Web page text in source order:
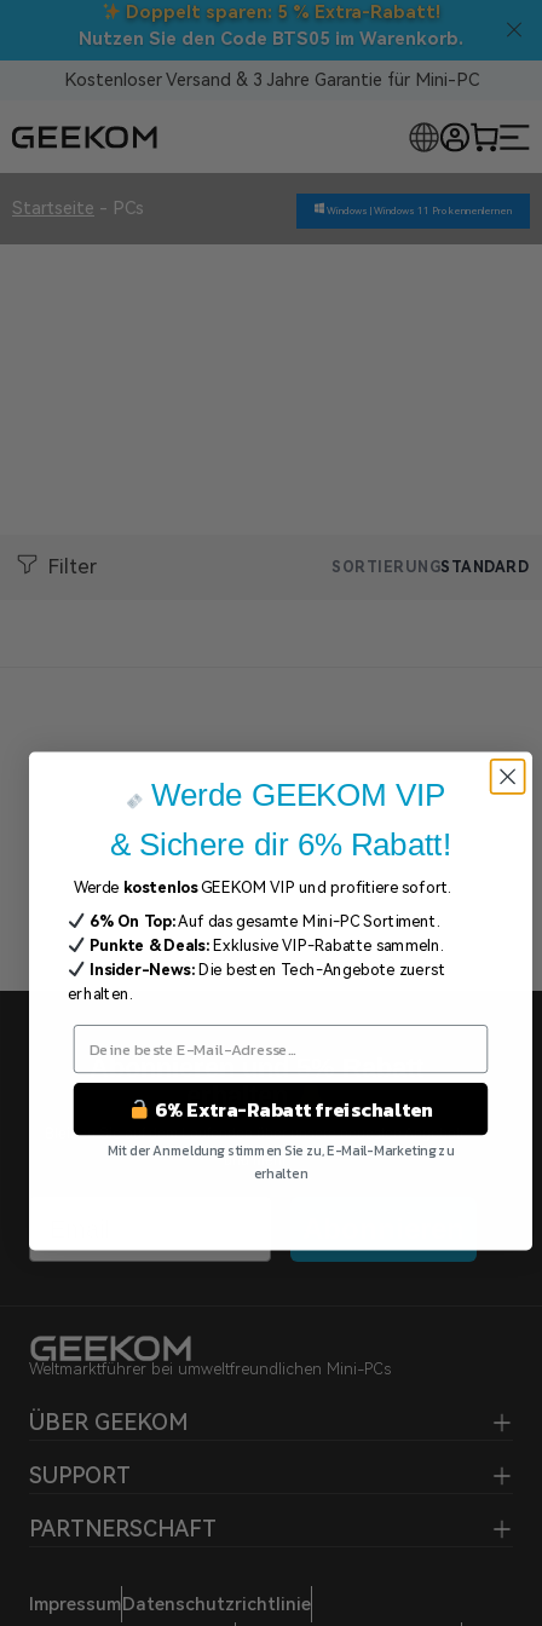
Doppelt sparen: 5 % Extra-Rabatt!
Nutzen Sie den Code BTS05 im Warenkorb.
Kostenloser Versand & 3 Jahre Garantie für Mini-PC
Startseite - PCs Windows | Windows 11 Pro kennenlernen
Filter SORTIERUNGSTANDARD
Abonnieren und 5% Rabatt
Bleiben Sie auf dem Laufenden über unsere neuesten Angebote
und mehr.
Weltmarktführer bei umweltfreundlichen Mini-PCs
ÜBER GEEKOM
SUPPORT
PARTNERSCHAFT
ImpressumDatenschutzrichtlinie
Werde GEEKOM VIP
& Sichere dir 6% Rabatt!
Werde kostenlosGEEKOM VIP und profitiere sofort.
6% On Top:Auf das gesamte Mini-PC Sortiment.
Punkte & Deals:Exklusive VIP-Rabatte sammeln.
Insider-News:Die besten Tech-Angebote zuerst
erhalten.
6% Extra-Rabatt freischalten
Mit der Anmeldung stimmen Sie zu, E-Mail-Marketing zu
erhalten